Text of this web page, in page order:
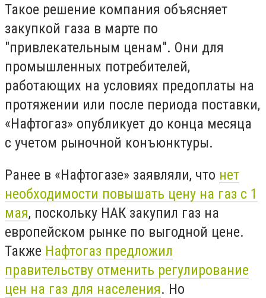
Такое решение компания объясняет
закупкой газа в марте по
"привлекательным ценам". Они для
промышленных потребителей,
работающих на условиях предоплаты на
протяжении или после периода поставки,
«Нафтогаз» опубликует до конца месяца
с учетом рыночной конъюнктуры.
Ранее в «Нафтогазе» заявляли, что нет
необходимости повышать цену на газ с 1
мая, поскольку НАК закупил газ на
европейском рынке по выгодной цене.
Также Нафтогаз предложил
правительству отменить регулирование
цен на газ для населения. Но